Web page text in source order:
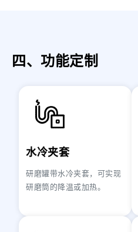
四、功能定制
水冷夹套
研磨罐带水冷夹套，可实现
研磨筒的降温或加热。